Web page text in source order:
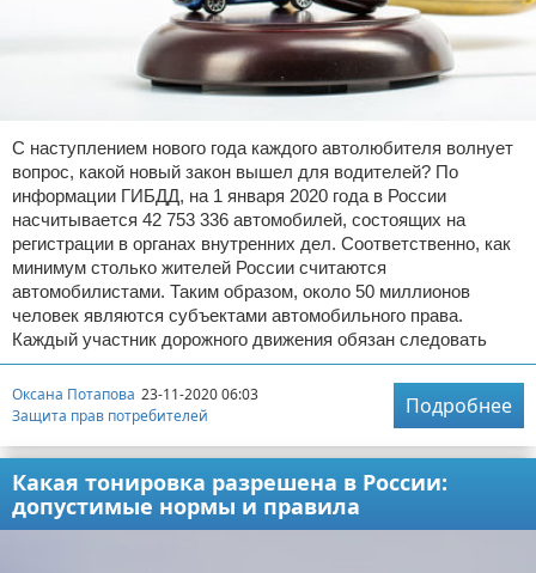
С наступлением нового года каждого автолюбителя волнует
вопрос, какой новый закон вышел для водителей? По
информации ГИБДД, на 1 января 2020 года в России
насчитывается 42 753 336 автомобилей, состоящих на
регистрации в органах внутренних дел. Соответственно, как
минимум столько жителей России считаются
автомобилистами. Таким образом, около 50 миллионов
человек являются субъектами автомобильного права.
Каждый участник дорожного движения обязан следовать
Оксана Потапова 23-11-2020 06:03
Защита прав потребителей
Подробнее
Какая тонировка разрешена в России:
допустимые нормы и правила